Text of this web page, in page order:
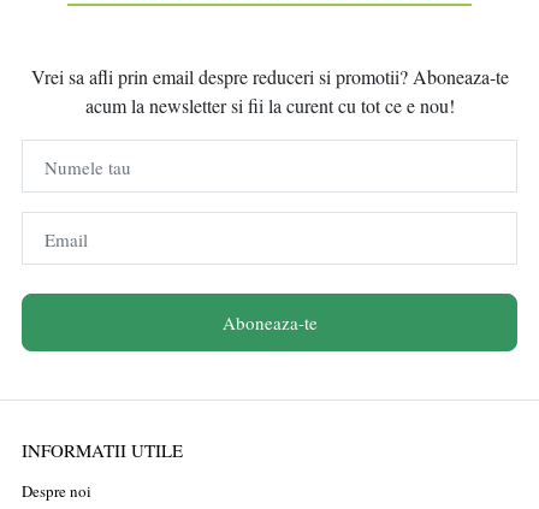
Vrei sa afli prin email despre reduceri si promotii? Aboneaza-te
acum la newsletter si fii la curent cu tot ce e nou!
Numele tau
Email
Aboneaza-te
INFORMATII UTILE
Despre noi